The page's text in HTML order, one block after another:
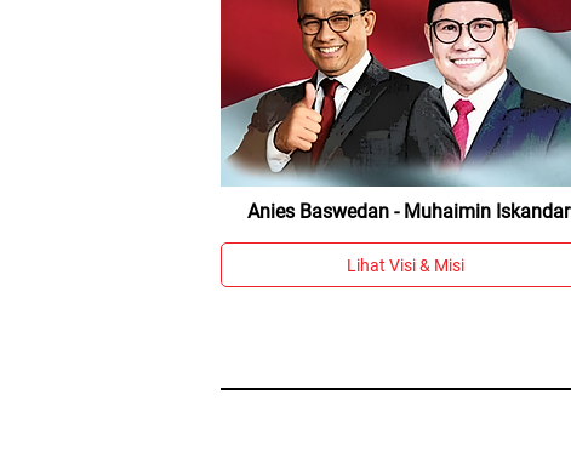
Anies Baswedan - Muhaimin Iskandar
Lihat Visi & Misi